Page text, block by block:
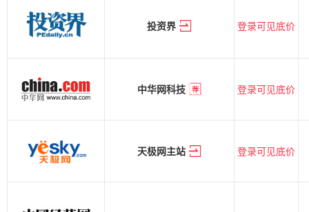
投资界 登录可见底价
中华网科技 登录可见底价
天极网主站 登录可见底价